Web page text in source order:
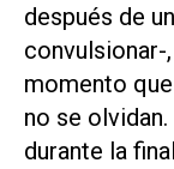
después de
momento
no se
durante la